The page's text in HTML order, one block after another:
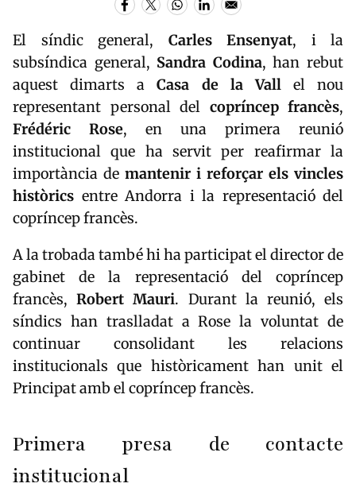
El síndic general, Carles Ensenyat, i la
subsíndica general, Sandra Codina, han rebut
aquest dimarts aCasa de la Vallel nou
representant personal del copríncep francès,
Frédéric Rose, en una primera reunió
institucional que ha servit per reafirmar la
importància de mantenir i reforçar els vincles
històrics entre Andorra i la representació del
copríncep francès.
A la trobada també hi ha participat el director de
gabinet de la representació del copríncep
francès,Robert Mauri. Durant la reunió, els
síndics han traslladat a Rose la voluntat de
continuar consolidant les relacions
institucionals que històricament han unit el
Principat amb el copríncep francès.
Primera presa de contacte
institucional